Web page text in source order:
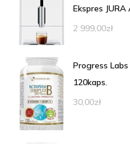
Ekspres
2 999,00zł
Progress
120kaps.
30,00zł